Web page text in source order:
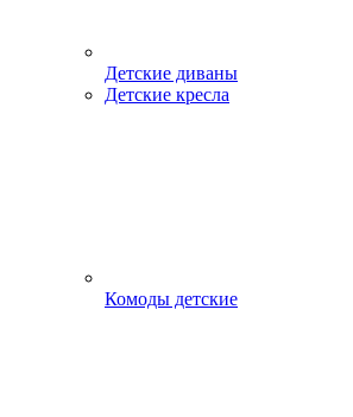
Детские диваны
Детские кресла
Комоды детские